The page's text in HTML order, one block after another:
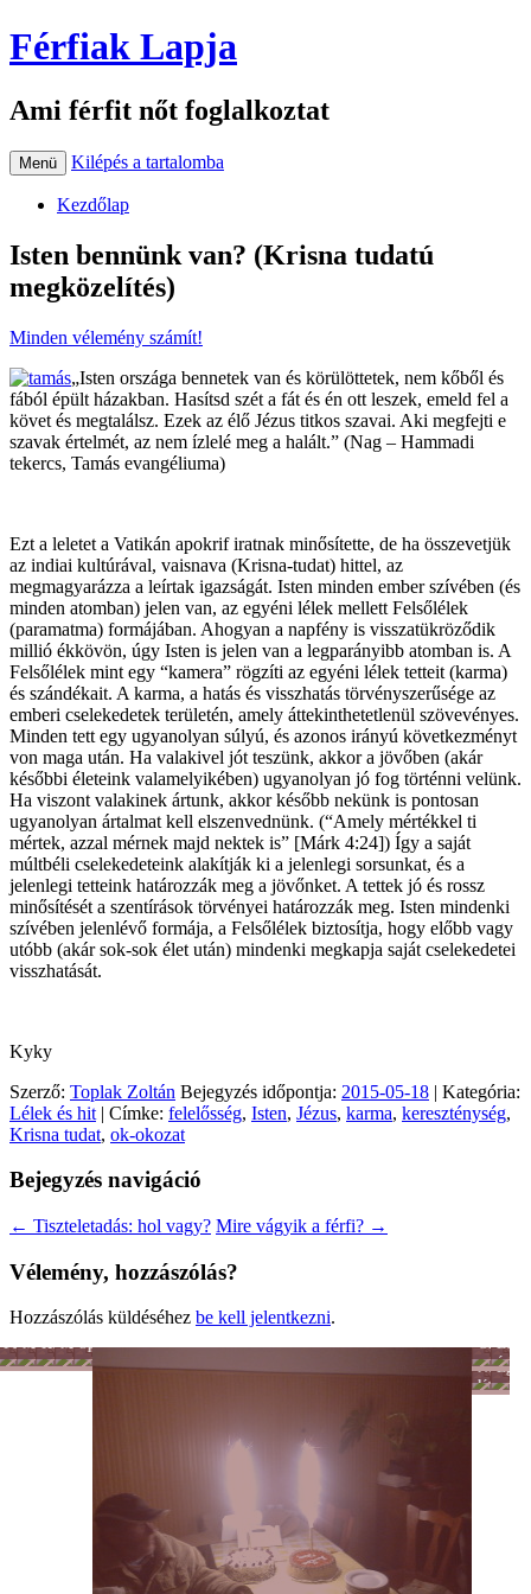
Férfiak Lapja
Ami férfit nőt foglalkoztat
Menü Kilépés a tartalomba
Kezdőlap
Isten bennünk van? (Krisna tudatú
megközelítés)
Minden vélemény számít!
„Isten országa bennetek van és körülöttetek, nem kőből és
fából épült házakban. Hasítsd szét a fát és én ott leszek, emeld fel a
követ és megtalálsz. Ezek az élő Jézus titkos szavai. Aki megfejti e
szavak értelmét, az nem ízlelé meg a halált.” (Nag – Hammadi
tekercs, Tamás evangéliuma)
Ezt a leletet a Vatikán apokrif iratnak minősítette, de ha összevetjük
az indiai kultúrával, vaisnava (Krisna-tudat) hittel, az
megmagyarázza a leírtak igazságát. Isten minden ember szívében (és
minden atomban) jelen van, az egyéni lélek mellett Felsőlélek
(paramatma) formájában. Ahogyan a napfény is visszatükröződik
millió ékkövön, úgy Isten is jelen van a legparányibb atomban is. A
Felsőlélek mint egy “kamera” rögzíti az egyéni lélek tetteit (karma)
és szándékait. A karma, a hatás és visszhatás törvényszerűsége az
emberi cselekedetek területén, amely áttekinthetetlenül szövevényes.
Minden tett egy ugyanolyan súlyú, és azonos irányú következményt
von maga után. Ha valakivel jót teszünk, akkor a jövőben (akár
későbbi életeink valamelyikében) ugyanolyan jó fog történni velünk.
Ha viszont valakinek ártunk, akkor később nekünk is pontosan
ugyanolyan ártalmat kell elszenvednünk. (“Amely mértékkel ti
mértek, azzal mérnek majd nektek is” [Márk 4:24]) Így a saját
múltbéli cselekedeteink alakítják ki a jelenlegi sorsunkat, és a
jelenlegi tetteink határozzák meg a jövőnket. A tettek jó és rossz
minősítését a szentírások törvényei határozzák meg. Isten mindenki
szívében jelenlévő formája, a Felsőlélek biztosítja, hogy előbb vagy
utóbb (akár sok-sok élet után) mindenki megkapja saját cselekedetei
visszhatását.
Kyky
Szerző: Toplak Zoltán Bejegyzés időpontja: 2015-05-18 | Kategória:
Lélek és hit | Címke: felelősség, Isten, Jézus, karma, kereszténység,
Krisna tudat, ok-okozat
Bejegyzés navigáció
← Tiszteletadás: hol vagy? Mire vágyik a férfi? →
Vélemény, hozzászólás?
Hozzászólás küldéséhez be kell jelentkezni.
Férfiszellem
Mai
család
HobbiMunka
Sport
-
Lélek
és
hit
Női
lét